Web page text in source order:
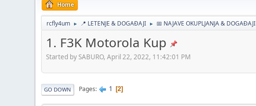
Home
rcfly4um ► 📍 LETENJE & DOGAĐAJI ► 📅 NAJAVE OKUPLJANJA & DOGAĐAJI
1. F3K Motorola Kup
Started by SABURO, April 22, 2022, 11:42:01 PM
GO DOWN Pages 1 2